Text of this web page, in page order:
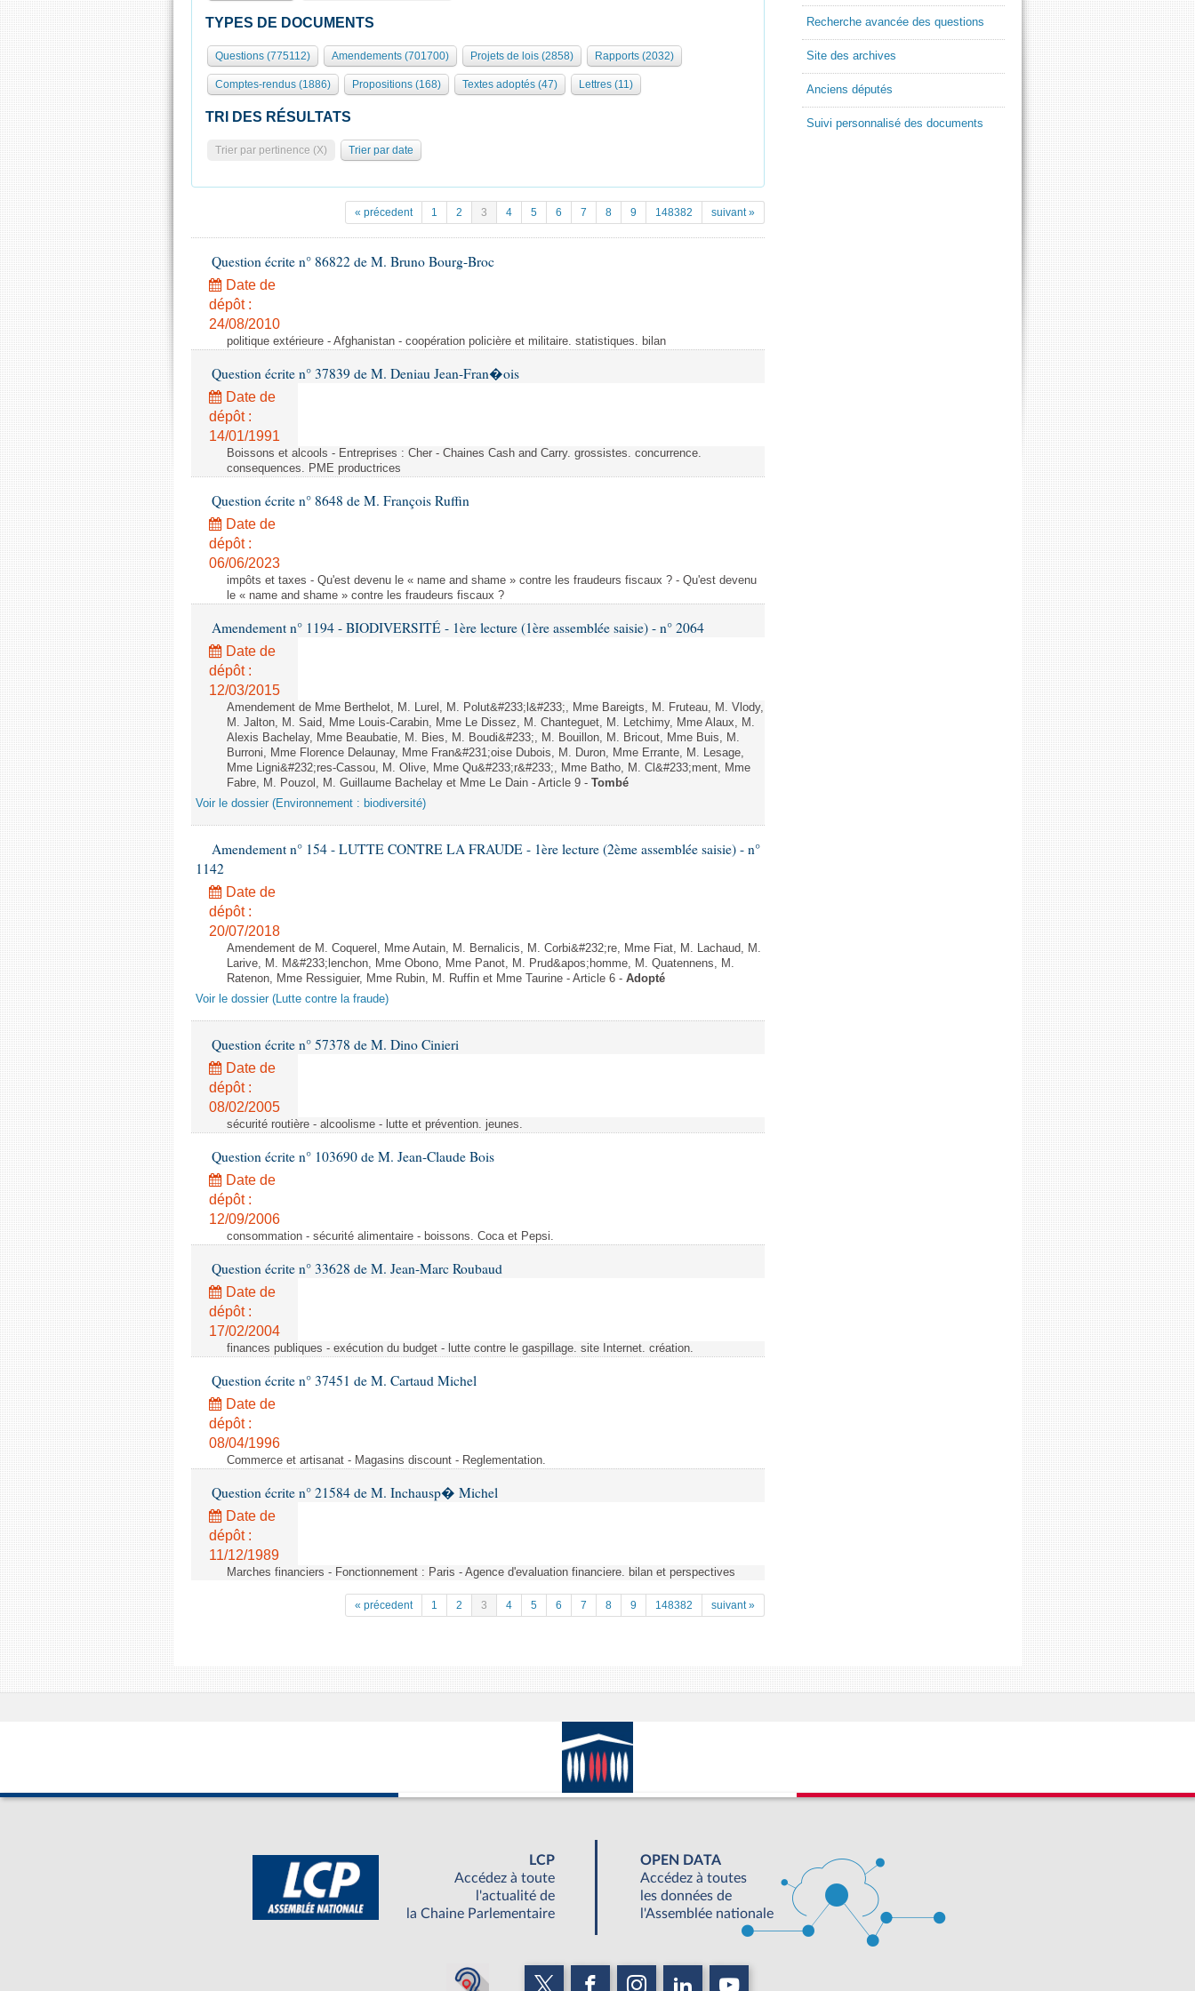
TYPES DE DOCUMENTS
Questions (775112) Amendements (701700) Projets de lois (2858) Rapports (2032)
Comptes-rendus (1886) Propositions (168) Textes adoptés (47) Lettres (11)
TRI DES RÉSULTATS
Trier par pertinence (X) Trier par date
« précedent 1 2 3 4 5 6 7 8 9 148382 suivant »
Question écrite n° 86822 de M. Bruno Bourg-Broc
Date de
dépôt :
24/08/2010
politique extérieure - Afghanistan - coopération policière et militaire. statistiques. bilan
Question écrite n° 37839 de M. Deniau Jean-Fran�ois
Date de
dépôt :
14/01/1991
Boissons et alcools - Entreprises : Cher - Chaines Cash and Carry. grossistes. concurrence.
consequences. PME productrices
Question écrite n° 8648 de M. François Ruffin
Date de
dépôt :
06/06/2023
impôts et taxes - Qu'est devenu le « name and shame » contre les fraudeurs fiscaux ? - Qu'est devenu
le « name and shame » contre les fraudeurs fiscaux ?
Amendement n° 1194 - BIODIVERSITÉ - 1ère lecture (1ère assemblée saisie) - n° 2064
Date de
dépôt :
12/03/2015
Amendement de Mme Berthelot, M. Lurel, M. Polut&#233;l&#233;, Mme Bareigts, M. Fruteau, M. Vlody,
M. Jalton, M. Said, Mme Louis-Carabin, Mme Le Dissez, M. Chanteguet, M. Letchimy, Mme Alaux, M.
Alexis Bachelay, Mme Beaubatie, M. Bies, M. Boudi&#233;, M. Bouillon, M. Bricout, Mme Buis, M.
Burroni, Mme Florence Delaunay, Mme Fran&#231;oise Dubois, M. Duron, Mme Errante, M. Lesage,
Mme Ligni&#232;res-Cassou, M. Olive, Mme Qu&#233;r&#233;, Mme Batho, M. Cl&#233;ment, Mme
Fabre, M. Pouzol, M. Guillaume Bachelay et Mme Le Dain - Article 9 - Tombé
Voir le dossier (Environnement : biodiversité)
Amendement n° 154 - LUTTE CONTRE LA FRAUDE - 1ère lecture (2ème assemblée saisie) - n°
1142
Date de
dépôt :
20/07/2018
Amendement de M. Coquerel, Mme Autain, M. Bernalicis, M. Corbi&#232;re, Mme Fiat, M. Lachaud, M.
Larive, M. M&#233;lenchon, Mme Obono, Mme Panot, M. Prud&apos;homme, M. Quatennens, M.
Ratenon, Mme Ressiguier, Mme Rubin, M. Ruffin et Mme Taurine - Article 6 - Adopté
Voir le dossier (Lutte contre la fraude)
Question écrite n° 57378 de M. Dino Cinieri
Date de
dépôt :
08/02/2005
sécurité routière - alcoolisme - lutte et prévention. jeunes.
Question écrite n° 103690 de M. Jean-Claude Bois
Date de
dépôt :
12/09/2006
consommation - sécurité alimentaire - boissons. Coca et Pepsi.
Question écrite n° 33628 de M. Jean-Marc Roubaud
Date de
dépôt :
17/02/2004
finances publiques - exécution du budget - lutte contre le gaspillage. site Internet. création.
Question écrite n° 37451 de M. Cartaud Michel
Date de
dépôt :
08/04/1996
Commerce et artisanat - Magasins discount - Reglementation.
Question écrite n° 21584 de M. Inchausp� Michel
Date de
dépôt :
11/12/1989
Marches financiers - Fonctionnement : Paris - Agence d'evaluation financiere. bilan et perspectives
« précedent 1 2 3 4 5 6 7 8 9 148382 suivant »
Recherche avancée des questions
Site des archives
Anciens députés
Suivi personnalisé des documents
LCP
Accédez à toute
l'actualité de
la Chaine Parlementaire
OPEN DATA
Accédez à toutes
les données de
l'Assemblée nationale